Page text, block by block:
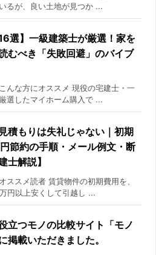
るが、良い土地が見つか ...
16選】一級建築士が厳選！家を
むべき「失敗回避」のバイブ
んな方にオススメ 現役の宅建士・一
選したマイホーム購入で ...
積もりは失礼じゃない｜初期
節約の手順・メール例文・断
士解説】
ススメ読者 賃貸物件の初期費用を、
円以上安くして引越し ...
立つモノの比較サイト「モノ
掲載いただきました。